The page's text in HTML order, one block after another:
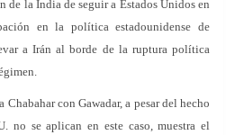
de la India de seguir a Estados Unidos en
en la política estadounidense de
a Irán al borde de la ruptura política
con Gawadar, a pesar del hecho
no se aplican en este caso, muestra el